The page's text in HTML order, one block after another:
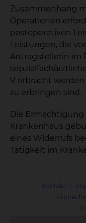
Zusammenhang
Operationen
postoperativen
Leistungen, die
Antragstellerin im
V erbracht
zu erbringen sind.
Die
Krankenhaus
eines Widerrufs
Tätigkeit im
Kontakt